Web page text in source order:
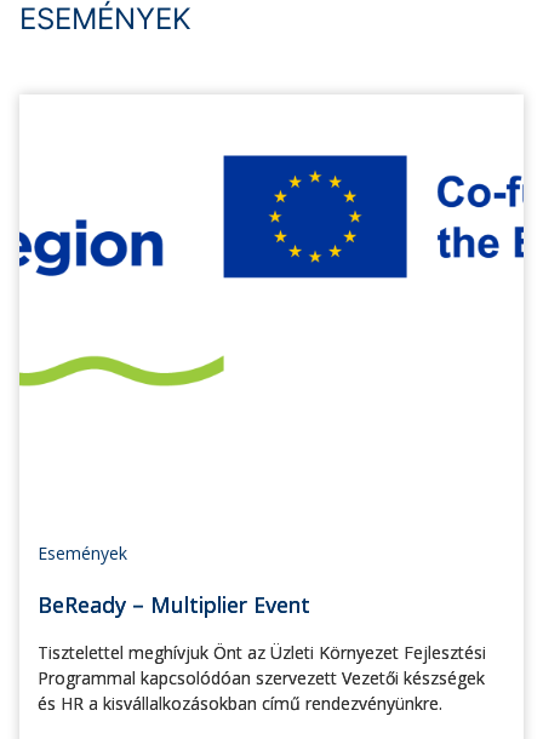
ESEMÉNYEK
Események
BeReady – Multiplier Event
Tisztelettel meghívjuk Önt az Üzleti Környezet Fejlesztési
Programmal kapcsolódóan szervezett Vezetői készségek
és HR a kisvállalkozásokban című rendezvényünkre.